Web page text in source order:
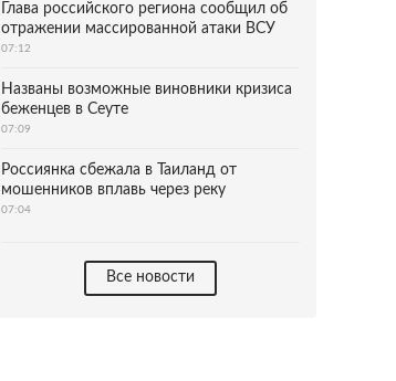
Глава российского региона сообщил об
отражении массированной атаки ВСУ
07:12
Названы возможные виновники кризиса
беженцев в Сеуте
07:09
Россиянка сбежала в Таиланд от
мошенников вплавь через реку
07:04
Все новости